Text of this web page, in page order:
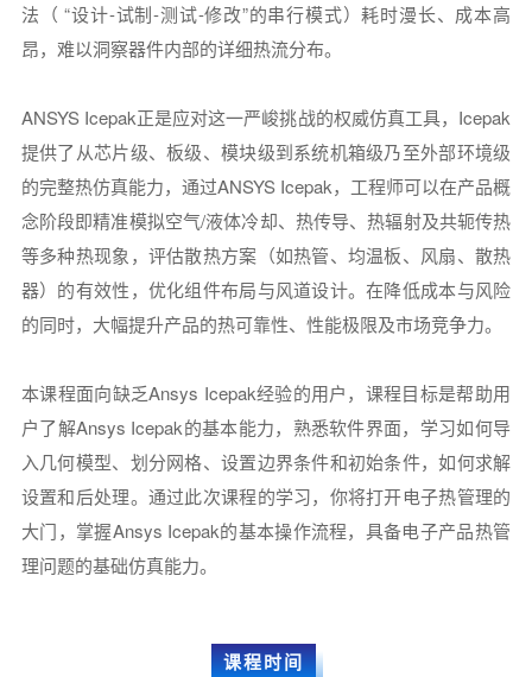
法（ “设计-试制-测试-修改”的串行模式）耗时漫长、成本高
昂，难以洞察器件内部的详细热流分布。
ANSYS Icepak正是应对这一严峻挑战的权威仿真工具，Icepak
提供了从芯片级、板级、模块级到系统机箱级乃至外部环境级
的完整热仿真能力，通过ANSYS Icepak，工程师可以在产品概
念阶段即精准模拟空气/液体冷却、热传导、热辐射及共轭传热
等多种热现象，评估散热方案（如热管、均温板、风扇、散热
器）的有效性，优化组件布局与风道设计。在降低成本与风险
的同时，大幅提升产品的热可靠性、性能极限及市场竞争力。
本课程面向缺乏Ansys Icepak经验的用户，课程目标是帮助用
户了解Ansys Icepak的基本能力，熟悉软件界面，学习如何导
入几何模型、划分网格、设置边界条件和初始条件，如何求解
设置和后处理。通过此次课程的学习，你将打开电子热管理的
大门，掌握Ansys Icepak的基本操作流程，具备电子产品热管
理问题的基础仿真能力。
课程时间